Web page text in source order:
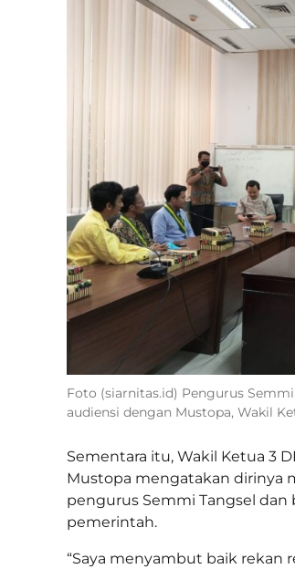
Foto (siarnitas.id) Pengurus
audiensi dengan Mustopa, Wakil
Sementara itu, Wakil Ketua 3
Mustopa mengatakan dirinya
pengurus Semmi Tangsel
pemerintah.
“Saya menyambut baik rekan